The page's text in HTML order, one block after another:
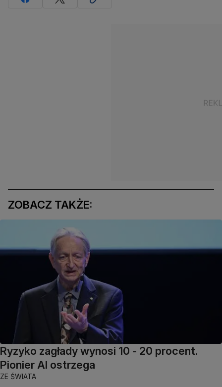
ZOBACZ TAKŻE:
Ryzyko zagłady wynosi 10 - 20 procent.
Pionier AI ostrzega
ZE ŚWIATA